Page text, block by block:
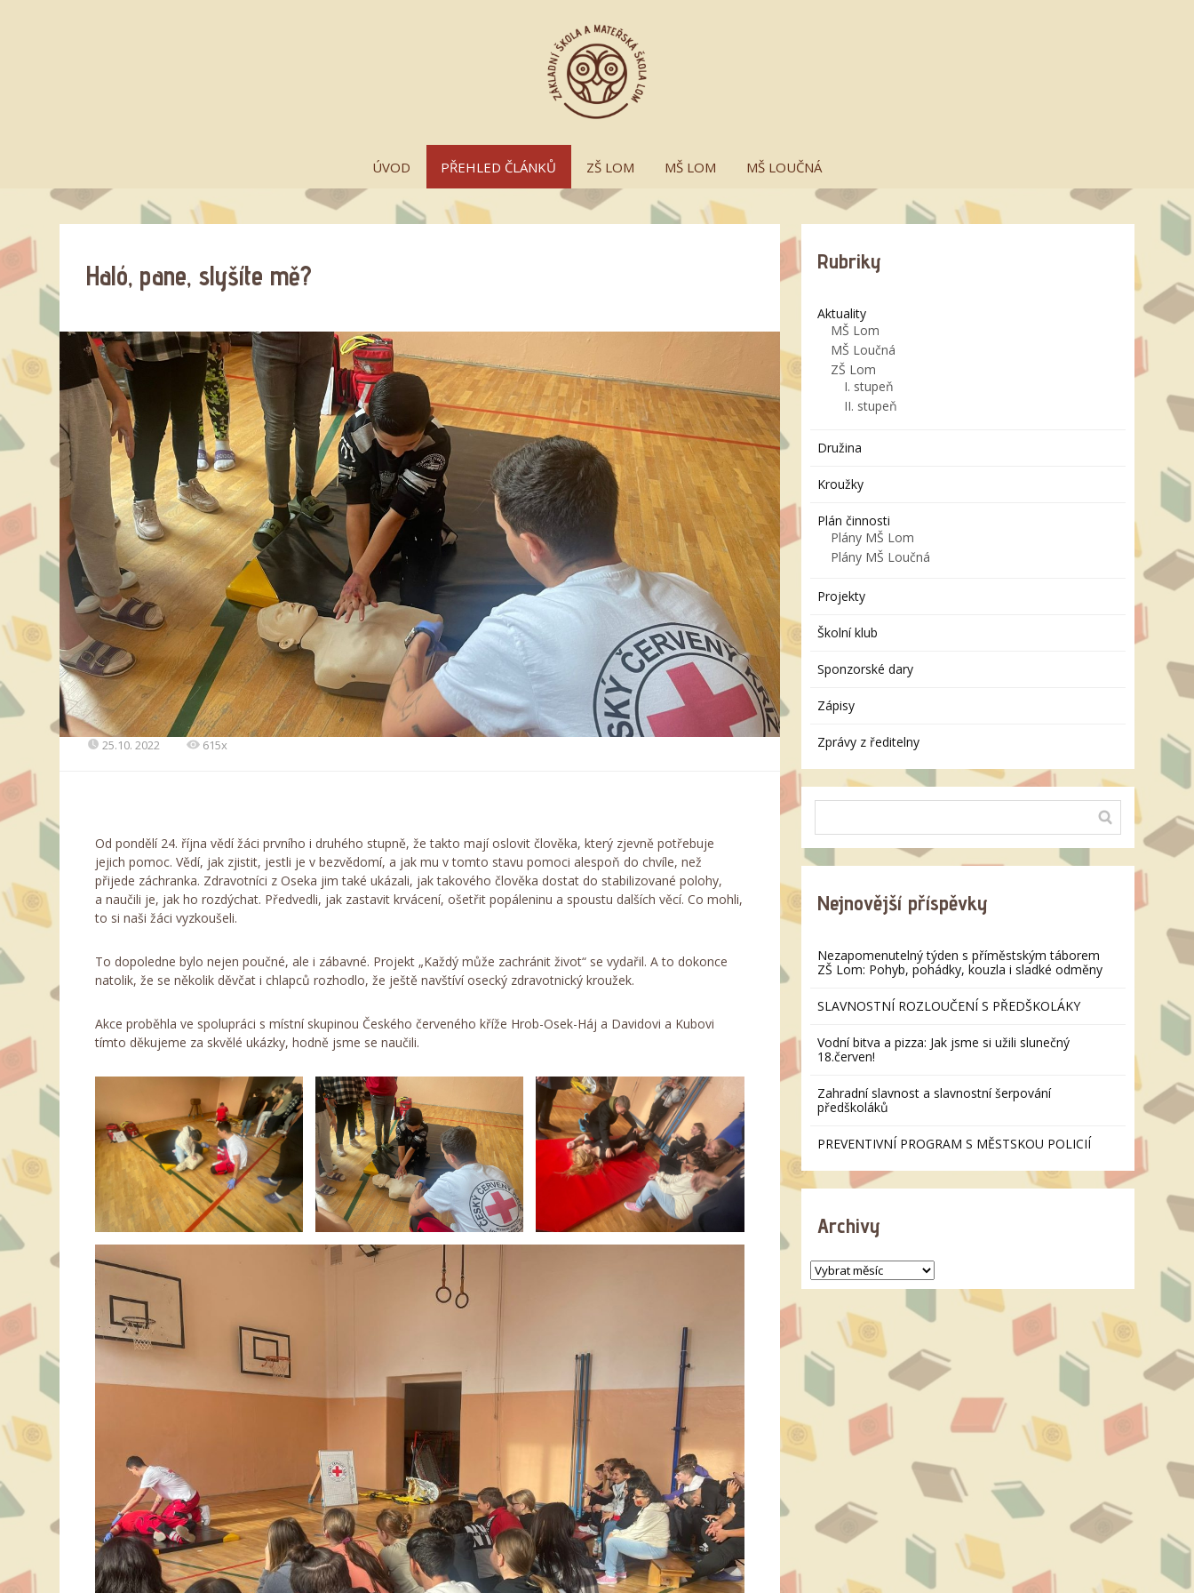
ÚVOD PŘEHLED ČLÁNKŮ ZŠ LOM MŠ LOM MŠ LOUČNÁ
Haló, pane, slyšíte mě?
25.10. 2022 615x
Od pondělí 24. října vědí žáci prvního i druhého stupně, že takto mají oslovit člověka, který zjevně potřebuje
jejich pomoc. Vědí, jak zjistit, jestli je v bezvědomí, a jak mu v tomto stavu pomoci alespoň do chvíle, než
přijede záchranka. Zdravotníci z Oseka jim také ukázali, jak takového člověka dostat do stabilizované polohy,
a naučili je, jak ho rozdýchat. Předvedli, jak zastavit krvácení, ošetřit popáleninu a spoustu dalších věcí. Co mohli,
to si naši žáci vyzkoušeli.
To dopoledne bylo nejen poučné, ale i zábavné. Projekt „Každý může zachránit život“ se vydařil. A to dokonce
natolik, že se několik děvčat i chlapců rozhodlo, že ještě navštíví osecký zdravotnický kroužek.
Akce proběhla ve spolupráci s místní skupinou Českého červeného kříže Hrob-Osek-Háj a Davidovi a Kubovi
tímto děkujeme za skvělé ukázky, hodně jsme se naučili.
Rubriky
Aktuality
MŠ Lom
MŠ Loučná
ZŠ Lom
I. stupeň
II. stupeň
Družina
Kroužky
Plán činnosti
Plány MŠ Lom
Plány MŠ Loučná
Projekty
Školní klub
Sponzorské dary
Zápisy
Zprávy z ředitelny
Nejnovější příspěvky
Nezapomenutelný týden s příměstským táborem
ZŠ Lom: Pohyb, pohádky, kouzla i sladké odměny
SLAVNOSTNÍ ROZLOUČENÍ S PŘEDŠKOLÁKY
Vodní bitva a pizza: Jak jsme si užili slunečný
18.červen!
Zahradní slavnost a slavnostní šerpování
předškoláků
PREVENTIVNÍ PROGRAM S MĚSTSKOU POLICIÍ
Archivy